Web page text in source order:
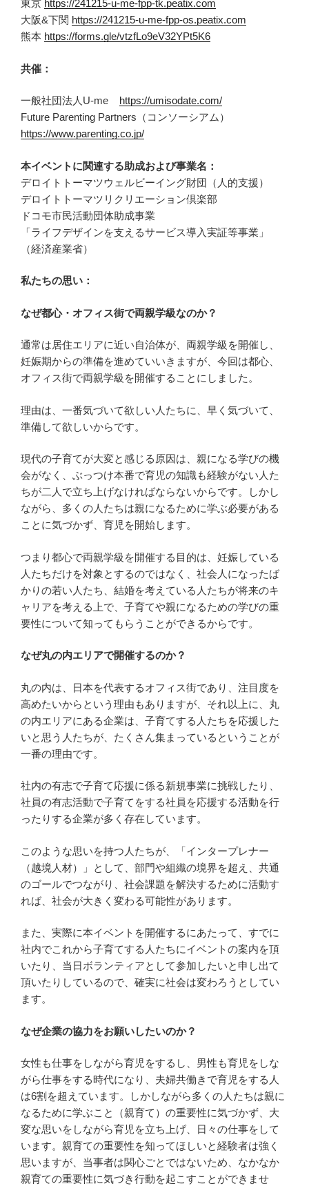
東京 https://241215-u-me-fpp-tk.peatix.com
大阪&下関 https://241215-u-me-fpp-os.peatix.com
熊本 https://forms.gle/vtzfLo9eV32YPt5K6
共催：
一般社団法人U-me https://umisodate.com/
Future Parenting Partners（コンソーシアム）
https://www.parenting.co.jp/
本イベントに関連する助成および事業名：
デロイトトーマツウェルビーイング財団（人的支援）
デロイトトーマツリクリエーション倶楽部
ドコモ市民活動団体助成事業
「ライフデザインを支えるサービス導入実証等事業」
（経済産業省）
私たちの思い：
なぜ都心・オフィス街で両親学級なのか？
通常は居住エリアに近い自治体が、両親学級を開催し、
妊娠期からの準備を進めていいきますが、今回は都心、
オフィス街で両親学級を開催することにしました。
理由は、一番気づいて欲しい人たちに、早く気づいて、
準備して欲しいからです。
現代の子育てが大変と感じる原因は、親になる学びの機
会がなく、ぶっつけ本番で育児の知識も経験がない人た
ちが二人で立ち上げなければならないからです。しかし
ながら、多くの人たちは親になるために学ぶ必要がある
ことに気づかず、育児を開始します。
つまり都心で両親学級を開催する目的は、妊娠している
人たちだけを対象とするのではなく、社会人になったば
かりの若い人たち、結婚を考えている人たちが将来のキ
ャリアを考える上で、子育てや親になるための学びの重
要性について知ってもらうことができるからです。
なぜ丸の内エリアで開催するのか？
丸の内は、日本を代表するオフィス街であり、注目度を
高めたいからという理由もありますが、それ以上に、丸
の内エリアにある企業は、子育てする人たちを応援した
いと思う人たちが、たくさん集まっているということが
一番の理由です。
社内の有志で子育て応援に係る新規事業に挑戦したり、
社員の有志活動で子育てをする社員を応援する活動を行
ったりする企業が多く存在しています。
このような思いを持つ人たちが、「インタープレナー
（越境人材）」として、部門や組織の境界を超え、共通
のゴールでつながり、社会課題を解決するために活動す
れば、社会が大きく変わる可能性があります。
また、実際に本イベントを開催するにあたって、すでに
社内でこれから子育てする人たちにイベントの案内を頂
いたり、当日ボランティアとして参加したいと申し出て
頂いたりしているので、確実に社会は変わろうとしてい
ます。
なぜ企業の協力をお願いしたいのか？
女性も仕事をしながら育児をするし、男性も育児をしな
がら仕事をする時代になり、夫婦共働きで育児をする人
は6割を超えています。しかしながら多くの人たちは親に
なるために学ぶこと（親育て）の重要性に気づかず、大
変な思いをしながら育児を立ち上げ、日々の仕事をして
います。親育ての重要性を知ってほしいと経験者は強く
思いますが、当事者は関心ごとではないため、なかなか
親育ての重要性に気づき行動を起こすことができませ